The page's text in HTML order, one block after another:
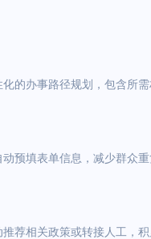
的办事路径规划，包含所
预填表单信息，减少群众
荐相关政策或转接人工，